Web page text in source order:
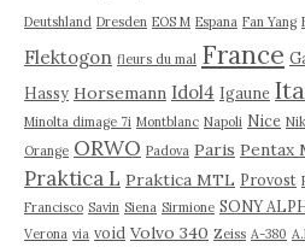
Deutshland Dresden EOS M Espana Fan Yang
Flektogon fleurs du mal France
Hassy Horsemann Idol4 Igaune
Minolta dimage 7i Montblanc Napoli Nice
Orange ORWO Padova Paris Pentax
Praktica L Praktica MTL Provost
Francisco Savin Siena Sirmione SONY
Verona via void Volvo 340 Zeiss А-380